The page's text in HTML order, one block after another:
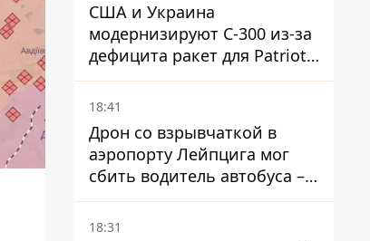
США и Украина
модернизируют С-300 из-за
дефицита ракет для Patriot -
СМИ
18:41
Дрон со взрывчаткой в ​​
аэропорту Лейпцига мог
сбить водитель автобуса –
Welt
18:31